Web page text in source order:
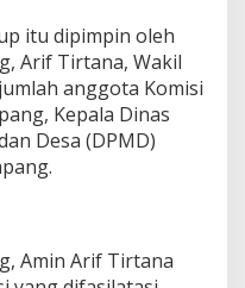
itu dipimpin oleh
Arif Tirtana, Wakil
anggota Komisi
Kepala Dinas
Desa (DPMD)
Amin Arif Tirtana